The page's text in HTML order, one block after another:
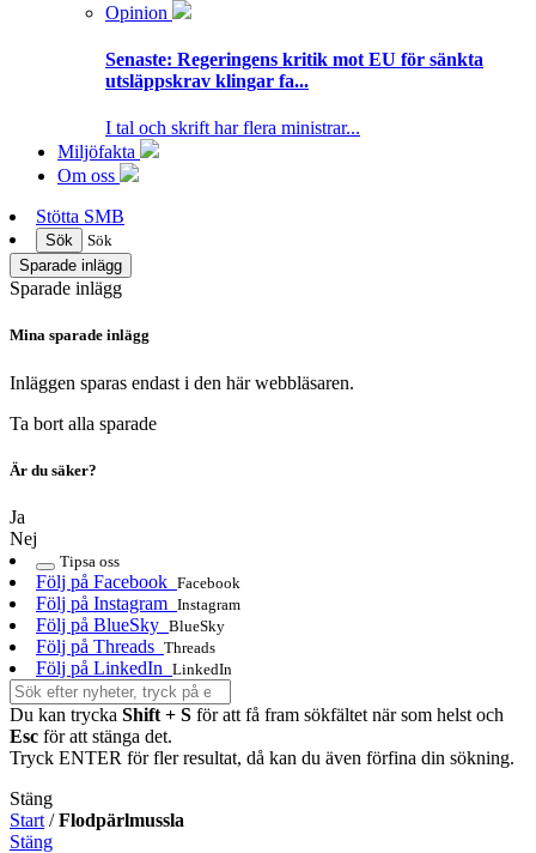
Opinion
Senaste: Regeringens kritik mot EU för sänkta
utsläppskrav klingar fa...
I tal och skrift har flera ministrar...
Miljöfakta
Om oss
Stötta SMB
Sök
Sök
Sparade inlägg
Sparade inlägg
Mina sparade inlägg
Inläggen sparas endast i den här webbläsaren.
Ta bort alla sparade
Är du säker?
Ja
Nej
Tipsa oss
Följ på Facebook Facebook
Följ på Instagram Instagram
Följ på BlueSky BlueSky
Följ på Threads Threads
Följ på LinkedIn LinkedIn
Du kan trycka Shift + S för att få fram sökfältet när som helst och
Esc för att stänga det.
Tryck ENTER för fler resultat, då kan du även förfina din sökning.
Stäng
Start /Flodpärlmussla
Stäng